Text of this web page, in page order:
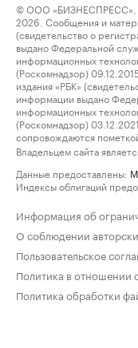
© ООО «БИЗНЕСПРЕСС»,
2026. Сообщения и
(свидетельство о
выдано Федеральной
информационных
(Роскомнадзор)
издания «РБК»
информации выдано
информационных
(Роскомнадзор)
сопровождаются
Владельцем сайта
Данные предоставлены:
Индексы облигаций
Информация об
О соблюдении
Пользовательское
Политика в отношении
Политика обработки